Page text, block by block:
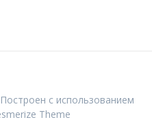
с использованием
Theme